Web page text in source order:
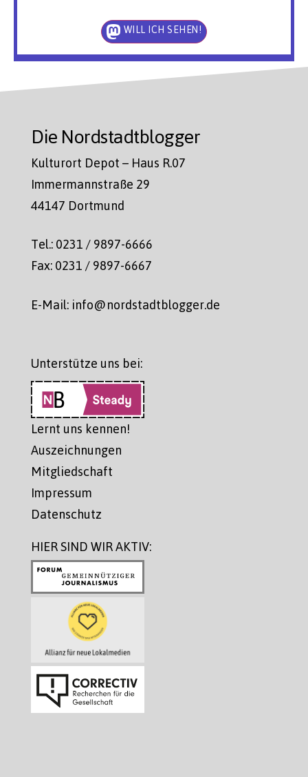
WILL ICH SEHEN!
Die Nordstadtblogger
Kulturort Depot – Haus R.07
Immermannstraße 29
44147 Dortmund
Tel.: 0231 / 9897-6666
Fax: 0231 / 9897-6667
E-Mail: info@nordstadtblogger.de
Unterstütze uns bei:
Lernt uns kennen!
Auszeichnungen
Mitgliedschaft
Impressum
Datenschutz
HIER SIND WIR AKTIV: